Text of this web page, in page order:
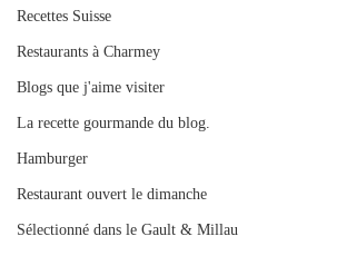
Recettes Suisse
Restaurants à Charmey
Blogs que j'aime visiter
La recette gourmande du blog.
Hamburger
Restaurant ouvert le dimanche
Sélectionné dans le Gault & Millau